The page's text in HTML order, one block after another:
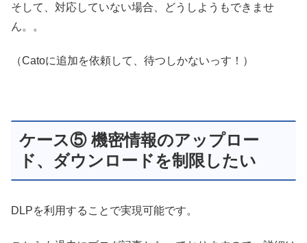
そして、対応していない場合、どうしようもできませ
ん。。
（Catoに追加を依頼して、待つしかないっす！）
ケース⑤ 機密情報のアップロー
ド、ダウンロードを制限したい
DLPを利用することで実現可能です。